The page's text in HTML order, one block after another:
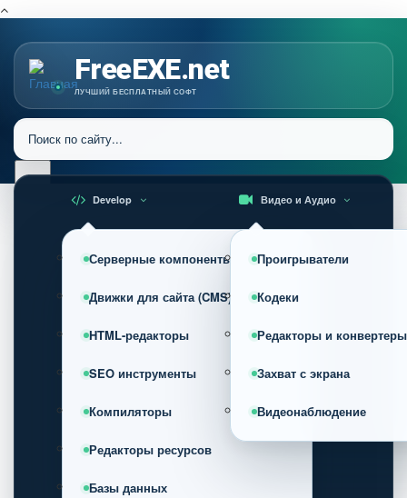
FreeEXE.net
ЛУЧШИЙ БЕСПЛАТНЫЙ СОФТ
Develop
Серверные компоненты
Движки для сайта (CMS)
HTML-редакторы
SEO инструменты
Компиляторы
Редакторы ресурсов
Базы данных
Видео и Аудио
Проигрыватели
Кодеки
Редакторы и конвертеры
Захват с экрана
Видеонаблюдение